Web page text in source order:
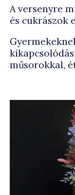
A versenyre
és cukrászok
műsorokkal,